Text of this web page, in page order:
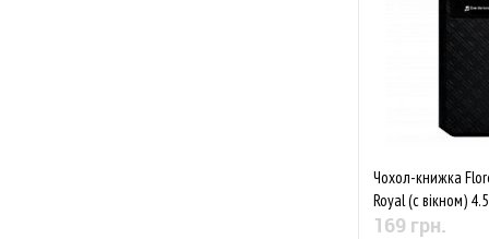
Чохол-книжка
Royal (с вікном)
169 грн.